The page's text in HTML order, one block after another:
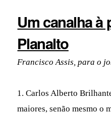
Um canalha à
Planalto
Francisco Assis, para o
1. Carlos Alberto
maiores, senão mesmo o